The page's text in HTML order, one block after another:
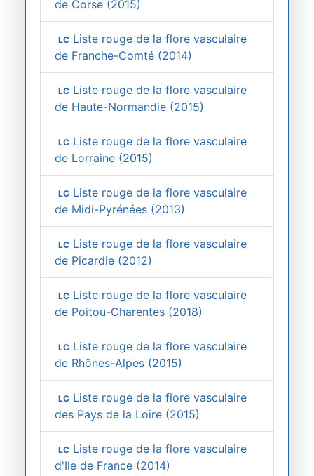
de Corse (2015)
LC Liste rouge de la flore vasculaire
de Franche-Comté (2014)
LC Liste rouge de la flore vasculaire
de Haute-Normandie (2015)
LC Liste rouge de la flore vasculaire
de Lorraine (2015)
LC Liste rouge de la flore vasculaire
de Midi-Pyrénées (2013)
LC Liste rouge de la flore vasculaire
de Picardie (2012)
LC Liste rouge de la flore vasculaire
de Poitou-Charentes (2018)
LC Liste rouge de la flore vasculaire
de Rhônes-Alpes (2015)
LC Liste rouge de la flore vasculaire
des Pays de la Loire (2015)
LC Liste rouge de la flore vasculaire
d'Ile de France (2014)